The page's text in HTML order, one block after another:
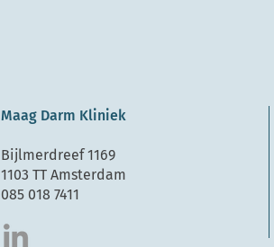
Maag Darm Kliniek
Bijlmerdreef 1169
1103 TT Amsterdam
085 018 7411